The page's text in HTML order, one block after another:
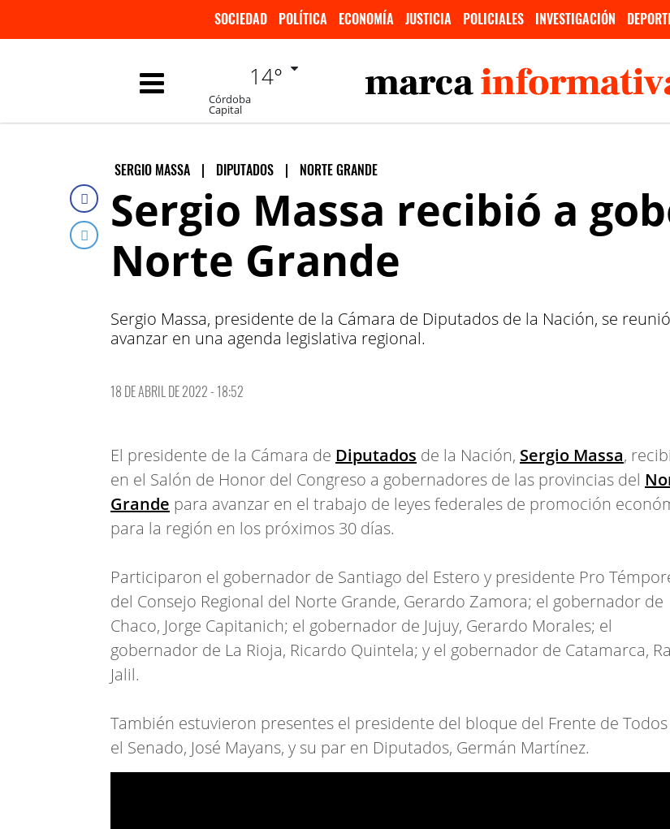
SOCIEDAD POLÍTICA ECONOMÍA JUSTICIA POLICIALES INVESTIGACIÓN
14°
Córdoba
Capital
SERGIO MASSA | DIPUTADOS | NORTE GRANDE
Sergio Massa recibió a
Norte Grande
Sergio Massa, presidente de la Cámara de Diputados de la Nación, se
avanzar en una agenda legislativa regional.
18 DE ABRIL DE 2022 - 18:52
El presidente de la Cámara de Diputados de la Nación, Sergio Massa,
en el Salón de Honor del Congreso a gobernadores de las provincias del
Grande para avanzar en el trabajo de leyes federales de promoción
para la región en los próximos 30 días.
Participaron el gobernador de Santiago del Estero y presidente Pro
del Consejo Regional del Norte Grande, Gerardo Zamora; el gobernador de
Chaco, Jorge Capitanich; el gobernador de Jujuy, Gerardo Morales; el
gobernador de La Rioja, Ricardo Quintela; y el gobernador de Catamarca,
Jalil.
También estuvieron presentes el presidente del bloque del Frente de
el Senado, José Mayans, y su par en Diputados, Germán Martínez.